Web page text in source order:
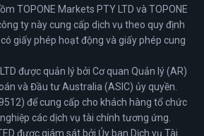
TOPONE Markets PTY LTD và TOPONE
ty này cung cấp dịch vụ theo quy định
giấy phép hoạt động và giấy phép cung
được quản lý bởi Cơ quan Quản lý (AR)
và Đầu tư Australia (ASIC) ủy quyền.
để cung cấp cho khách hàng tổ chức
các dịch vụ tài chính tương ứng.
được giám sát bởi Ủy ban Dịch vụ Tài